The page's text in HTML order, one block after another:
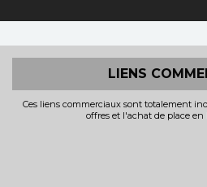
LIENS
Ces liens commerciaux sont totalement
offres et l'achat de place